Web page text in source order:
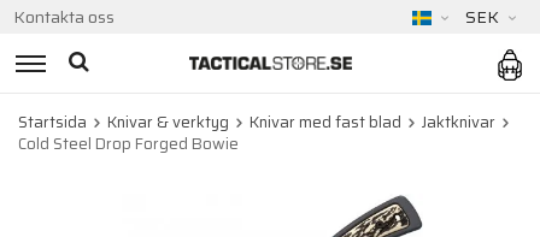
Kontakta oss SEK
Startsida Knivar & verktyg Knivar med fast blad
Jaktknivar
Cold Steel Drop Forged Bowie